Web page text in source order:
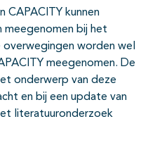
CAPACITY kunnen
meegenomen bij het
worden wel
meegenomen. De
onderwerp van deze
en bij een update van
literatuuronderzoek